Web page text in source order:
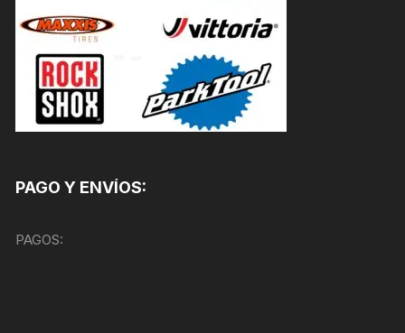
PAGO Y ENVÍOS:
PAGOS: